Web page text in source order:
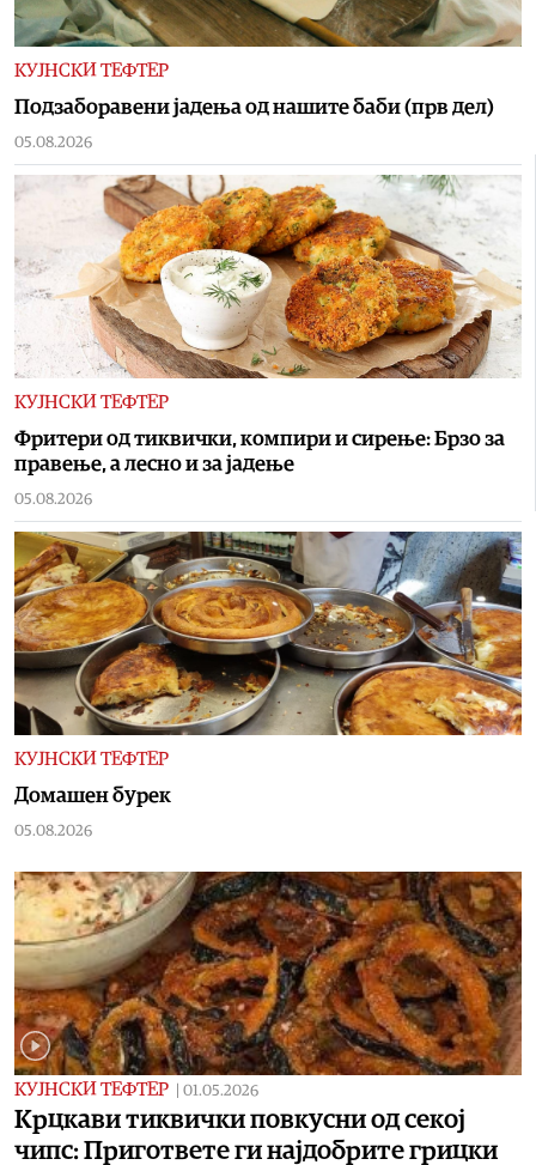
КУЈНСКИ ТЕФТЕР
Подзаборавени јадења од нашите баби (прв дел)
05.08.2026
КУЈНСКИ ТЕФТЕР
Фритери од тиквички, компири и сирење: Брзо за
правење, а лесно и за јадење
05.08.2026
КУЈНСКИ ТЕФТЕР
Домашен бурек
05.08.2026
КУЈНСКИ ТЕФТЕР 01.05.2026
Крцкави тиквички повкусни од секој
чипс: Пригответе ги најдобрите грицки